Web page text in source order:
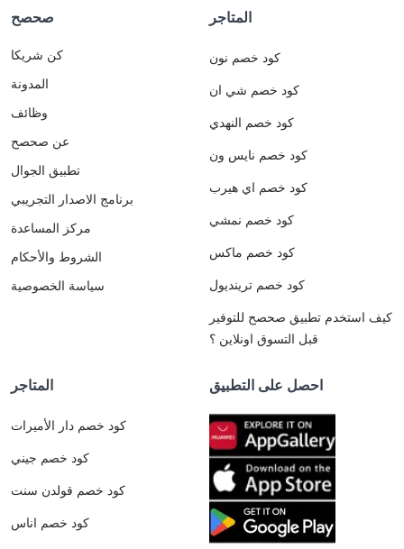
صحصح
كن شريكا
المدونة
وظائف
عن صحصح
تطبيق الجوال
برنامج الاصدار التجريبي
مركز المساعدة
الشروط والأحكام
سياسة الخصوصية
المتاجر
كود خصم نون
كود خصم شي ان
كود خصم النهدي
كود خصم نايس ون
كود خصم اي هيرب
كود خصم نمشي
كود خصم ماكس
كود خصم ترينديول
كيف استخدم تطبيق صحصح للتوفير
قبل التسوق اونلاين ؟
المتاجر
كود خصم دار الأميرات
كود خصم جيني
كود خصم قولدن سنت
كود خصم اناس
احصل على التطبيق